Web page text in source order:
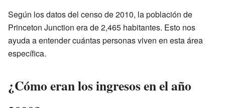
Según los datos del censo de 2010, la población de
Princeton Junction era de 2,465 habitantes. Esto nos
ayuda a entender cuántas personas viven en esta área
específica.
¿Cómo eran los ingresos en el año